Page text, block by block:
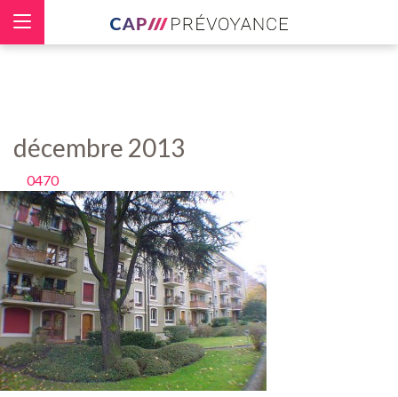
décembre 2013
0470
Panneau de gestion des cookies